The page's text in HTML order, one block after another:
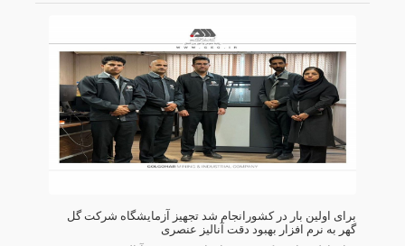
برای اولین بار در کشورانجام شد تجهیز آزمایشگاه شرکت گل
گهر به نرم افزار بهبود دقت آنالیز عنصری